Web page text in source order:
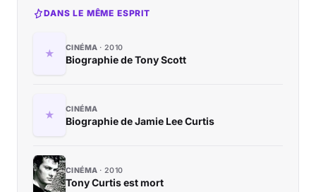
DANS LE MÊME ESPRIT
CINÉMA 2010
Biographie de Tony Scott
CINÉMA
Biographie de Jamie Lee Curtis
CINÉMA 2010
Tony Curtis est mort